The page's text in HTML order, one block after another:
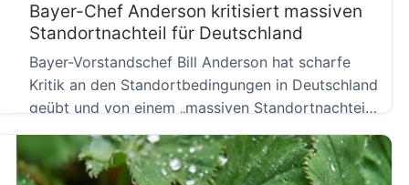
Bayer-Chef Anderson kritisiert massiven
Standortnachteil für Deutschland
Bayer-Vorstandschef Bill Anderson hat scharfe
Kritik an den Standortbedingungen in Deutschland
geübt und von einem „massiven Standortnachteil“
gesprochen. […]